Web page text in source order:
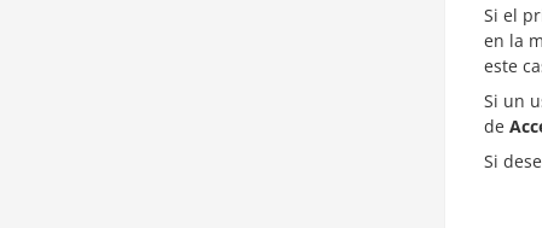
Si el
en la
este
Si un
de
Si